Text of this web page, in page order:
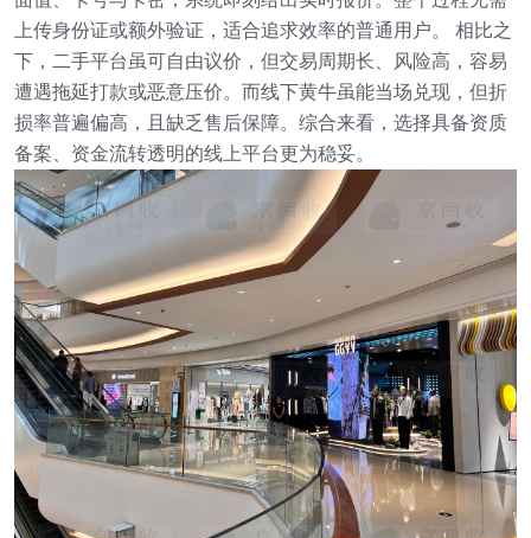
上传身份证或额外验证，适合追求效率的普通用户。
相比之
下，二手平台虽可自由议价，但交易周期长、风险高，容易
遭遇拖延打款或恶意压价。而线下黄牛虽能当场兑现，但折
损率普遍偏高，且缺乏售后保障。综合来看，选择具备资质
备案、资金流转透明的线上平台更为稳妥。